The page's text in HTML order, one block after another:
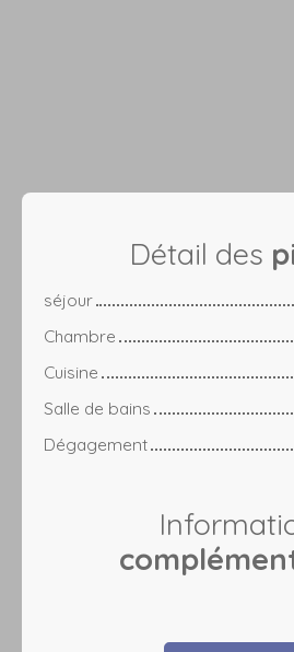
Détail des
séjour
Chambre
Cuisine
Salle de bains
Dégagement